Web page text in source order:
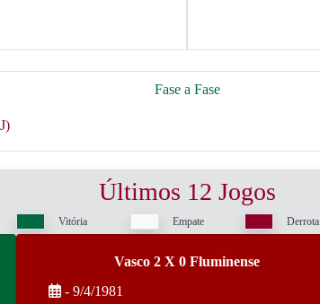
Fase a Fase
Últimos 12 Jogos
Vitória Empate Derrota
Vasco 2 X 0 Fluminense
- 9/4/1981